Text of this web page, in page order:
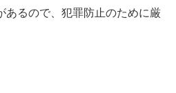
あるので、犯罪防止のために厳